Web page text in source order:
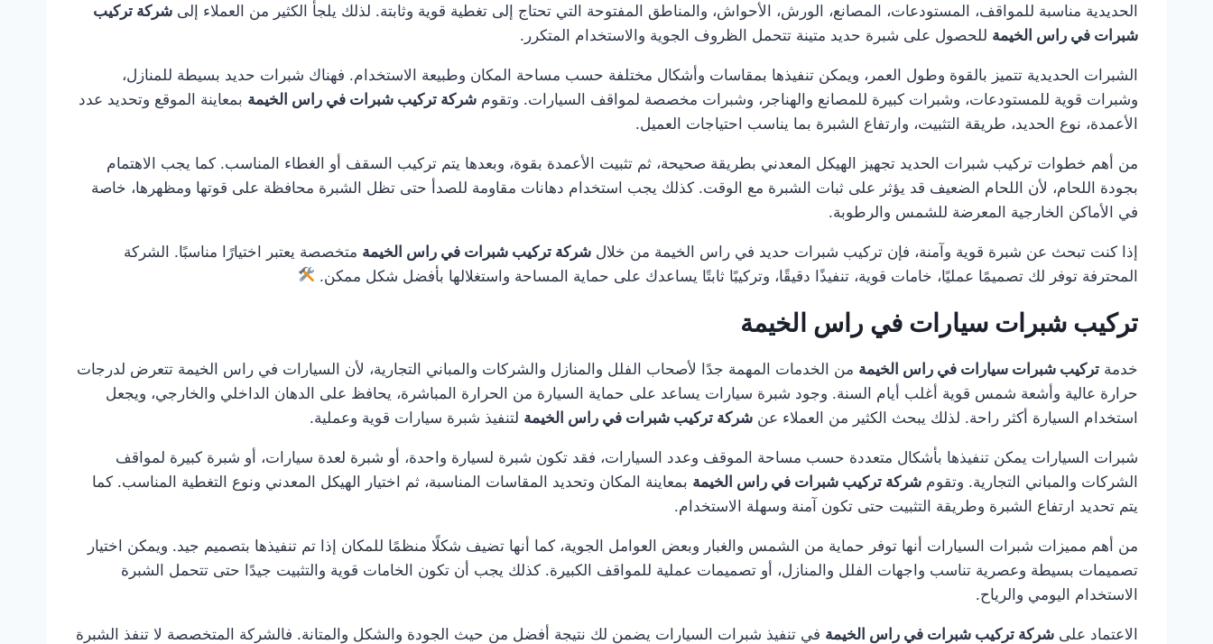
الحديدية مناسبة للمواقف، المستودعات، المصانع، الورش، الأحواش، والمناطق المفتوحة التي تحتاج إلى تغطية قوية وثابتة. لذلك يلجأ الكثير من العملاء إلى شركة تركيب
شبرات في راس الخيمة للحصول على شبرة حديد متينة تتحمل الظروف الجوية والاستخدام المتكرر.
الشبرات الحديدية تتميز بالقوة وطول العمر، ويمكن تنفيذها بمقاسات وأشكال مختلفة حسب مساحة المكان وطبيعة الاستخدام. فهناك شبرات حديد بسيطة للمنازل،
وشبرات قوية للمستودعات، وشبرات كبيرة للمصانع والهناجر، وشبرات مخصصة لمواقف السيارات. وتقوم شركة تركيب شبرات في راس الخيمة بمعاينة الموقع وتحديد عدد
الأعمدة، نوع الحديد، طريقة التثبيت، وارتفاع الشبرة بما يناسب احتياجات العميل.
من أهم خطوات تركيب شبرات الحديد تجهيز الهيكل المعدني بطريقة صحيحة، ثم تثبيت الأعمدة بقوة، وبعدها يتم تركيب السقف أو الغطاء المناسب. كما يجب الاهتمام
بجودة اللحام، لأن اللحام الضعيف قد يؤثر على ثبات الشبرة مع الوقت. كذلك يجب استخدام دهانات مقاومة للصدأ حتى تظل الشبرة محافظة على قوتها ومظهرها، خاصة
في الأماكن الخارجية المعرضة للشمس والرطوبة.
إذا كنت تبحث عن شبرة قوية وآمنة، فإن تركيب شبرات حديد في راس الخيمة من خلال شركة تركيب شبرات في راس الخيمة متخصصة يعتبر اختيارًا مناسبًا. الشركة
المحترفة توفر لك تصميمًا عمليًا، خامات قوية، تنفيذًا دقيقًا، وتركيبًا ثابتًا يساعدك على حماية المساحة واستغلالها بأفضل شكل ممكن.
تركيب شبرات سيارات في راس الخيمة
خدمة تركيب شبرات سيارات في راس الخيمة من الخدمات المهمة جدًا لأصحاب الفلل والمنازل والشركات والمباني التجارية، لأن السيارات في راس الخيمة تتعرض لدرجات
حرارة عالية وأشعة شمس قوية أغلب أيام السنة. وجود شبرة سيارات يساعد على حماية السيارة من الحرارة المباشرة، يحافظ على الدهان الداخلي والخارجي، ويجعل
استخدام السيارة أكثر راحة. لذلك يبحث الكثير من العملاء عن شركة تركيب شبرات في راس الخيمة لتنفيذ شبرة سيارات قوية وعملية.
شبرات السيارات يمكن تنفيذها بأشكال متعددة حسب مساحة الموقف وعدد السيارات، فقد تكون شبرة لسيارة واحدة، أو شبرة لعدة سيارات، أو شبرة كبيرة لمواقف
الشركات والمباني التجارية. وتقوم شركة تركيب شبرات في راس الخيمة بمعاينة المكان وتحديد المقاسات المناسبة، ثم اختيار الهيكل المعدني ونوع التغطية المناسب. كما
يتم تحديد ارتفاع الشبرة وطريقة التثبيت حتى تكون آمنة وسهلة الاستخدام.
من أهم مميزات شبرات السيارات أنها توفر حماية من الشمس والغبار وبعض العوامل الجوية، كما أنها تضيف شكلًا منظمًا للمكان إذا تم تنفيذها بتصميم جيد. ويمكن اختيار
تصميمات بسيطة وعصرية تناسب واجهات الفلل والمنازل، أو تصميمات عملية للمواقف الكبيرة. كذلك يجب أن تكون الخامات قوية والتثبيت جيدًا حتى تتحمل الشبرة
الاستخدام اليومي والرياح.
الاعتماد على شركة تركيب شبرات في راس الخيمة في تنفيذ شبرات السيارات يضمن لك نتيجة أفضل من حيث الجودة والشكل والمتانة. فالشركة المتخصصة لا تنفذ الشبرة